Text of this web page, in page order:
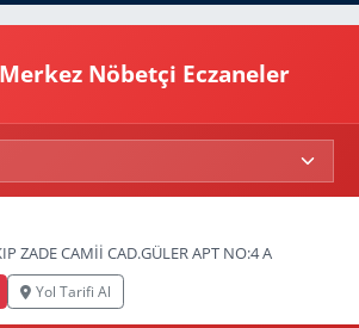
Nöbetçi Eczaneler
ZADE CAMİİ CAD.GÜLER APT NO:4 A
Yol Tarifi Al